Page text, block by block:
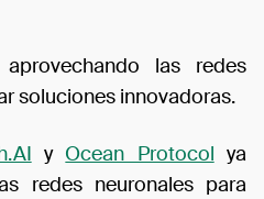
las redes
soluciones innovadoras.
y Ocean Protocol ya
redes neuronales para